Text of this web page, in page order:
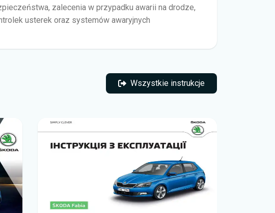
zalecenia w przypadku awarii na drodze,
usterek oraz systemów awaryjnych
Wszystkie instrukcje
Wszystkie instrukcje